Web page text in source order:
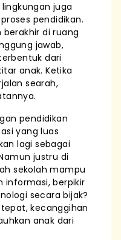
juga
pendidikan.
di ruang
jawab,
dari
anak. Ketika
searah,
pendidikan
yang luas
lagi sebagai
justru di
sekolah mampu
informasi, berpikir
secara bijak?
kecanggihan
anak dari